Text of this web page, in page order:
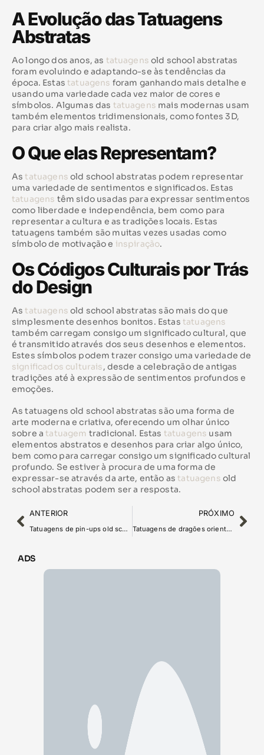
A Evolução das Tatuagens
Abstratas
Ao longo dos anos, as tatuagens old school abstratas
foram evoluindo e adaptando-se às tendências da
época. Estas tatuagens foram ganhando mais detalhe e
usando uma variedade cada vez maior de cores e
símbolos. Algumas das tatuagens mais modernas usam
também elementos tridimensionais, como fontes 3D,
para criar algo mais realista.
O Que elas Representam?
As tatuagens old school abstratas podem representar
uma variedade de sentimentos e significados. Estas
tatuagens têm sido usadas para expressar sentimentos
como liberdade e independência, bem como para
representar a cultura e as tradições locais. Estas
tatuagens também são muitas vezes usadas como
símbolo de motivação e inspiração.
Os Códigos Culturais por Trás
do Design
As tatuagens old school abstratas são mais do que
simplesmente desenhos bonitos. Estas tatuagens
também carregam consigo um significado cultural, que
é transmitido através dos seus desenhos e elementos.
Estes símbolos podem trazer consigo uma variedade de
significados culturais, desde a celebração de antigas
tradições até à expressão de sentimentos profundos e
emoções.
As tatuagens old school abstratas são uma forma de
arte moderna e criativa, oferecendo um olhar único
sobre a tatuagem tradicional. Estas tatuagens usam
elementos abstratos e desenhos para criar algo único,
bem como para carregar consigo um significado cultural
profundo. Se estiver à procura de uma forma de
expressar-se através da arte, então as tatuagens old
school abstratas podem ser a resposta.
ANTERIOR
Tatuagens de pin-ups old school: beleza clássica
PRÓXIMO
Tatuagens de dragões orientais: símbolos de poder e sabedoria
ADS